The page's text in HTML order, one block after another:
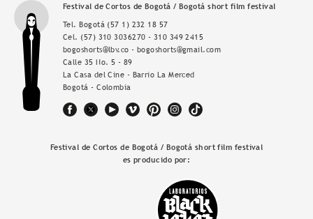
Festival de Cortos de Bogotá / Bogotá short film festival
Tel. Bogotá (57 1) 232 18 57
Cel. (57) 310 3036270 - 310 349 2415
bogoshorts@lbv.co - bogoshorts@gmail.com
Calle 35 No. 5 - 89
La Casa del Cine - Barrio La Merced
Bogotá - Colombia
Festival de Cortos de Bogotá / Bogotá short film festival
es producido por: